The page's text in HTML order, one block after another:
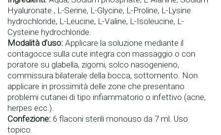
Hyaluronate , L-Serine, L-Glycine, L-Proline, L-Lysine
hydrochloride, L-Leucine, L-Valine, L-Isoleucine, L-
Cysteine hydrochloride.
Modalità d’uso: Applicare la soluzione mediante il
contagocce sulla cute integra con massaggio o con
poratore su glabella, zigomi, solco nasogenieno,
commissura bilaterale della bocca, sottomento. Non
applicare in prossimità delle zone che presentano
problemi cutanei di tipo infiammatorio o infettivo (acne,
herpes ecc.).
Confezione: 6 flaconi sterili monouso da 7 ml. Uso
topico.